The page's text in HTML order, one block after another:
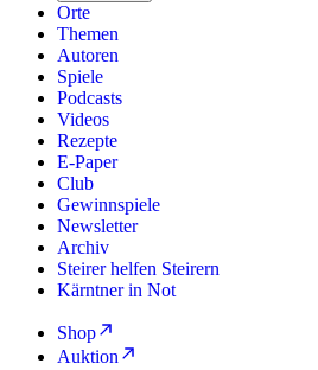
Orte
Themen
Autoren
Spiele
Podcasts
Videos
Rezepte
E-Paper
Club
Gewinnspiele
Newsletter
Archiv
Steirer helfen Steirern
Kärntner in Not
Shop
Auktion